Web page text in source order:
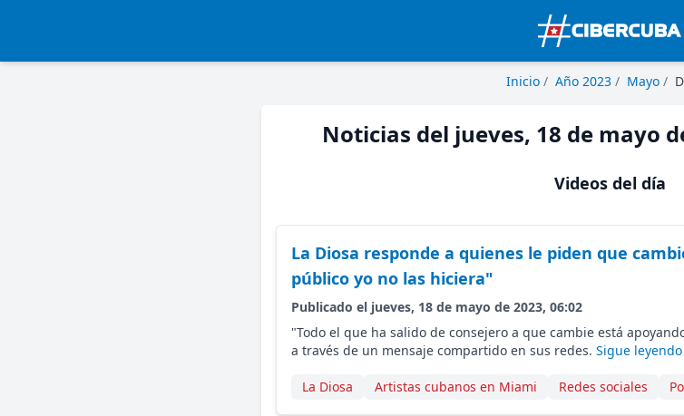
Inicio / Año 2023 / Mayo /
Noticias del jueves, 18 de mayo
Videos del día
La Diosa responde a quienes le piden que
público yo no las hiciera"
Publicado el jueves, 18 de mayo de 2023, 06:02
"Todo el que ha salido de consejero a que cambie está
a través de un mensaje compartido en sus redes. Sigue leyendo
La Diosa Artistas cubanos en Miami Redes sociales